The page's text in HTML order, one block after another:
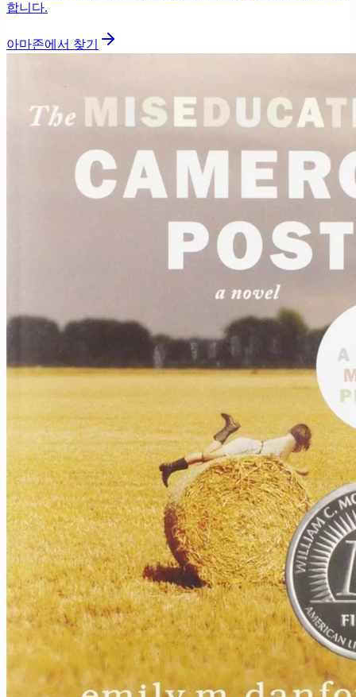
합니다.
아마존에서 찾기